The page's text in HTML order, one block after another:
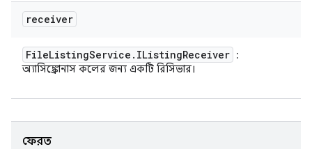
receiver
FileListingService . IListingReceiver :
অ্যাসিঙ্ক্রোনাস কলের জন্য একটি রিসিভার।
ফেরত